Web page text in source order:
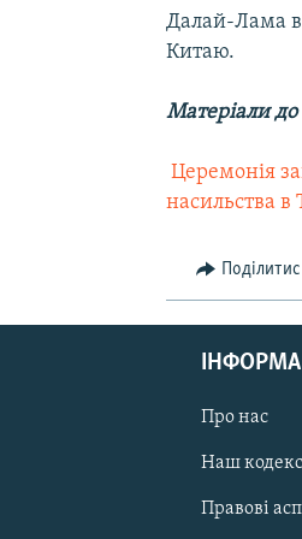
Далай-Лама
Китаю.
Матеріали
 Церемонія
насильства в
Про нас
Наш кодекс
Правові